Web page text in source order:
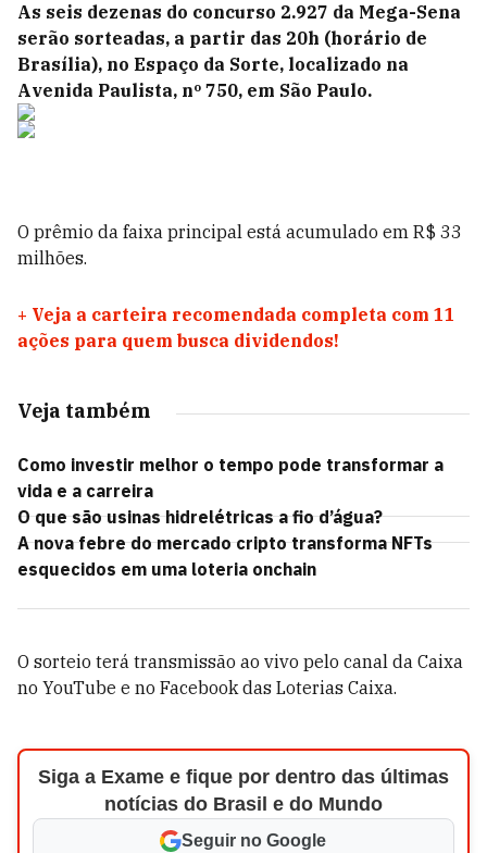
As seis dezenas do concurso 2.927 da Mega-Sena
serão sorteadas, a partir das 20h (horário de
Brasília), no Espaço da Sorte, localizado na
Avenida Paulista, nº 750, em São Paulo.
O prêmio da faixa principal está acumulado em R$ 33
milhões.
+ Veja a carteira recomendada completa com 11
ações para quem busca dividendos!
Veja também
Como investir melhor o tempo pode transformar a
vida e a carreira
O que são usinas hidrelétricas a fio d’água?
A nova febre do mercado cripto transforma NFTs
esquecidos em uma loteria onchain
O sorteio terá transmissão ao vivo pelo canal da Caixa
no YouTube e no Facebook das Loterias Caixa.
Siga a Exame e fique por dentro das últimas
notícias do Brasil e do Mundo
Seguir no Google